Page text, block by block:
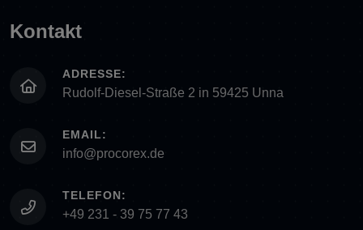
Kontakt
ADRESSE:
Rudolf-Diesel-Straße 2 in 59425 Unna
EMAIL:
info@procorex.de
TELEFON:
+49 231 - 39 75 77 43